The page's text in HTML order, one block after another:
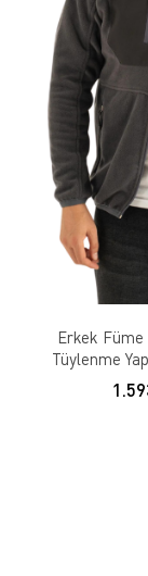
Erkek Füme
Tüylenme
Softshell